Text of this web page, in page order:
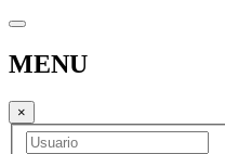
MENU
×